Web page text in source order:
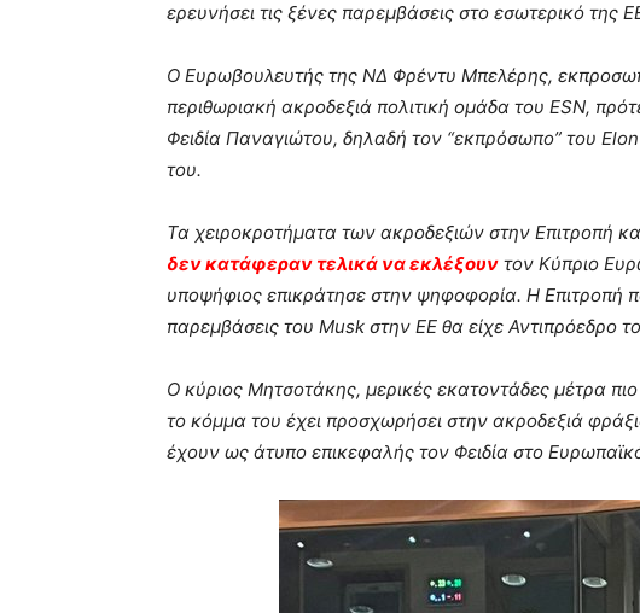
ερευνήσει τις ξένες παρεμβάσεις στο εσωτερικό της
Ο Ευρωβουλευτής της ΝΔ Φρέντυ Μπελέρης,
περιθωριακή ακροδεξιά πολιτική ομάδα του ESN,
Φειδία Παναγιώτου, δηλαδή τον “εκπρόσωπο” του
του.
Τα χειροκροτήματα των ακροδεξιών στην Επιτροπή
δεν κατάφεραν τελικά να εκλέξουν τον Κύπριο
υποψήφιος επικράτησε στην ψηφοφορία. Η Επιτροπή
παρεμβάσεις του Musk στην ΕΕ θα είχε Αντιπρόεδρο
Ο κύριος Μητσοτάκης, μερικές εκατοντάδες μέτρα
το κόμμα του έχει προσχωρήσει στην ακροδεξιά
έχουν ως άτυπο επικεφαλής τον Φειδία στο